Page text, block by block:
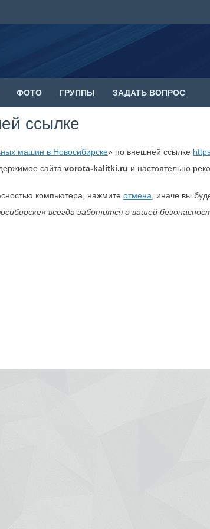
ФОТО ГРУППЫ ЗАДАТЬ ВОПРОС
ссылке
машин в Новосибирске» по внешней ссылке
сайта vorota-kalitki.ru и настоятельно
компьютера, нажмите отмена , иначе вы
всегда заботится о вашей